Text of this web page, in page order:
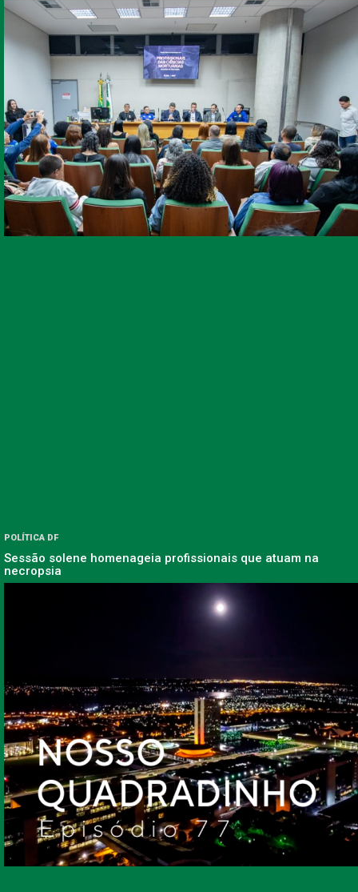
POLÍTICA DF
Sessão solene homenageia profissionais que atuam na
necropsia